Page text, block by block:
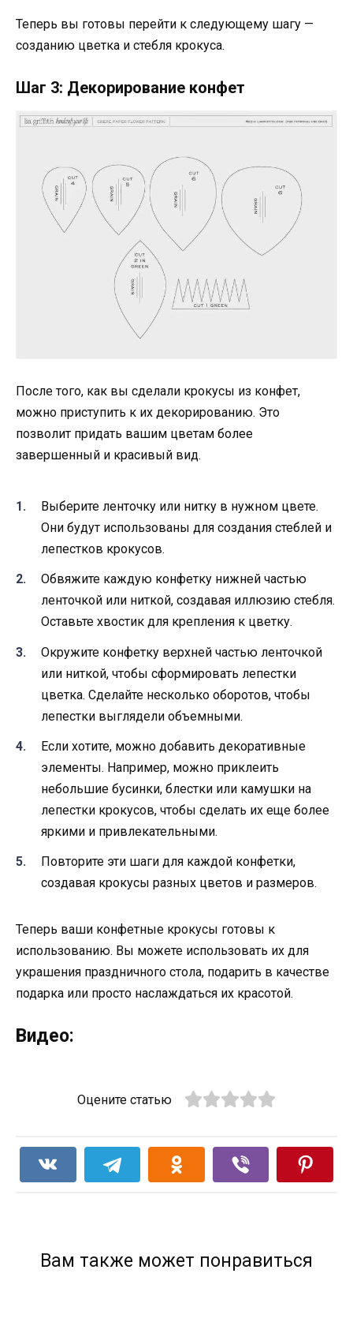
Теперь вы готовы перейти к следующему шагу —
созданию цветка и стебля крокуса.
Шаг 3: Декорирование конфет
После того, как вы сделали крокусы из конфет,
можно приступить к их декорированию. Это
позволит придать вашим цветам более
завершенный и красивый вид.
Выберите ленточку или нитку в нужном цвете.
Они будут использованы для создания стеблей и
лепестков крокусов.
Обвяжите каждую конфетку нижней частью
ленточкой или ниткой, создавая иллюзию стебля.
Оставьте хвостик для крепления к цветку.
Окружите конфетку верхней частью ленточкой
или ниткой, чтобы сформировать лепестки
цветка. Сделайте несколько оборотов, чтобы
лепестки выглядели объемными.
Если хотите, можно добавить декоративные
элементы. Например, можно приклеить
небольшие бусинки, блестки или камушки на
лепестки крокусов, чтобы сделать их еще более
яркими и привлекательными.
Повторите эти шаги для каждой конфетки,
создавая крокусы разных цветов и размеров.
Теперь ваши конфетные крокусы готовы к
использованию. Вы можете использовать их для
украшения праздничного стола, подарить в качестве
подарка или просто наслаждаться их красотой.
Видео:
Оцените статью
Вам также может понравиться